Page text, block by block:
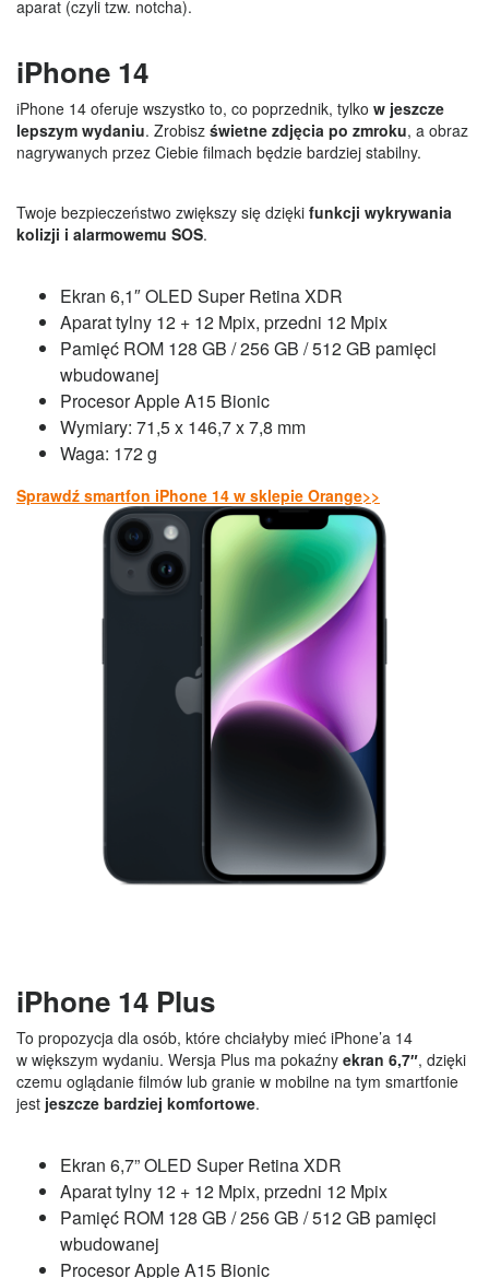
aparat (czyli tzw. notcha).
iPhone 14
iPhone 14 oferuje wszystko to, co poprzednik, tylko w jeszcze
lepszym wydaniu. Zrobisz świetne zdjęcia po zmroku, a obraz
nagrywanych przez Ciebie filmach będzie bardziej stabilny.
Twoje bezpieczeństwo zwiększy się dzięki funkcji wykrywania
kolizji i alarmowemu SOS.
Ekran 6,1″ OLED Super Retina XDR
Aparat tylny 12 + 12 Mpix, przedni 12 Mpix
Pamięć ROM 128 GB / 256 GB / 512 GB pamięci
wbudowanej
Procesor Apple A15 Bionic
Wymiary: 71,5 x 146,7 x 7,8 mm
Waga: 172 g
Sprawdź smartfon iPhone 14 w sklepie Orange>>
iPhone 14 Plus
To propozycja dla osób, które chciałyby mieć iPhone’a 14
w większym wydaniu. Wersja Plus ma pokaźny ekran 6,7″, dzięki
czemu oglądanie filmów lub granie w mobilne na tym smartfonie
jest jeszcze bardziej komfortowe.
Ekran 6,7” OLED Super Retina XDR
Aparat tylny 12 + 12 Mpix, przedni 12 Mpix
Pamięć ROM 128 GB / 256 GB / 512 GB pamięci
wbudowanej
Procesor Apple A15 Bionic